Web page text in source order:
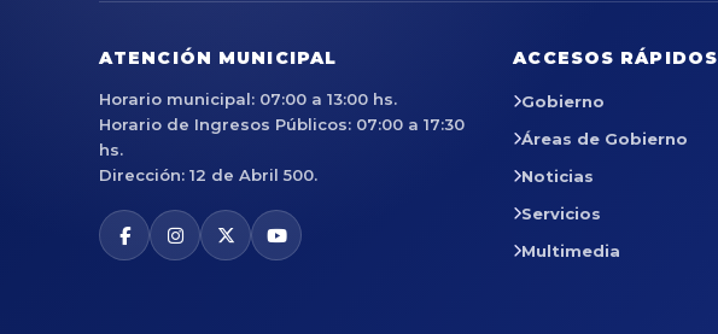
ATENCIÓN MUNICIPAL
Horario municipal: 07:00 a 13:00 hs.
Horario de Ingresos Públicos: 07:00 a 17:30
hs.
Dirección: 12 de Abril 500.
ACCESOS RÁPIDOS
Gobierno
Áreas de Gobierno
Noticias
Servicios
Multimedia